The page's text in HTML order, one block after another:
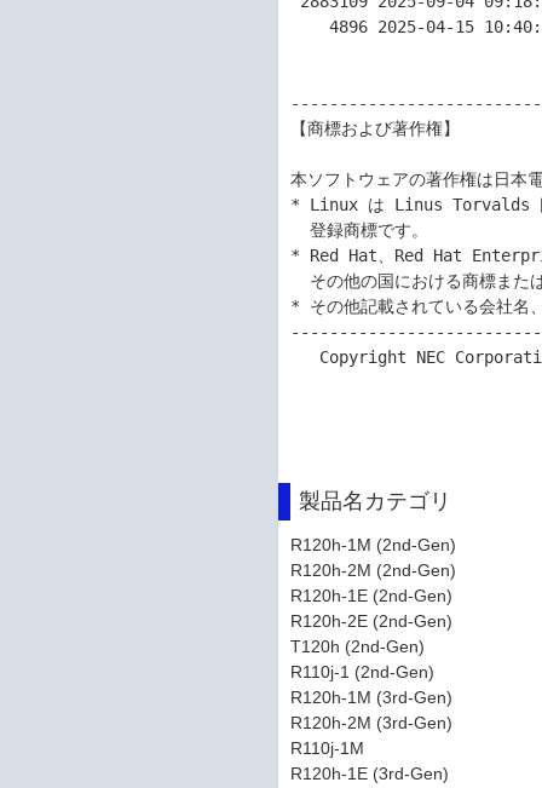
製品名カテゴリ
R120h-1M (2nd-Gen)
R120h-2M (2nd-Gen)
R120h-1E (2nd-Gen)
R120h-2E (2nd-Gen)
T120h (2nd-Gen)
R110j-1 (2nd-Gen)
R120h-1M (3rd-Gen)
R120h-2M (3rd-Gen)
R110j-1M
R120h-1E (3rd-Gen)